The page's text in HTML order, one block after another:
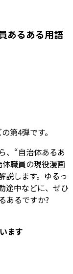
あるある用語
第4弾です。
、“自治体あるあ
職員の現役漫画
説します。ゆるっ
途中などに、ぜひ
あるですか?
ます